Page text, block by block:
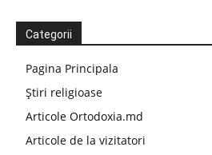
Categorii
Pagina Principala
Știri religioase
Articole Ortodoxia.md
Articole de la vizitatori